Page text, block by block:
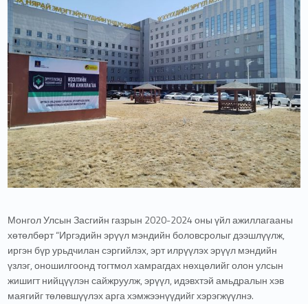
Монгол Улсын Засгийн газрын 2020-2024 оны үйл ажиллагааны
хөтөлбөрт “Иргэдийн эрүүл мэндийн боловсролыг дээшлүүлж,
иргэн бүр урьдчилан сэргийлэх, эрт илрүүлэх эрүүл мэндийн
үзлэг, оношилгоонд тогтмол хамрагдах нөхцөлийг олон улсын
жишигт нийцүүлэн сайжруулж, эрүүл, идэвхтэй амьдралын хэв
маягийг төлөвшүүлэх арга хэмжээнүүдийг хэрэгжүүлнэ.